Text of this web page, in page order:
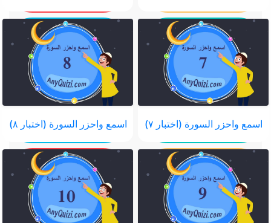
اسمع واحزر السورة (اختبار ٧) اسمع واحزر السورة (اختبار ٨)